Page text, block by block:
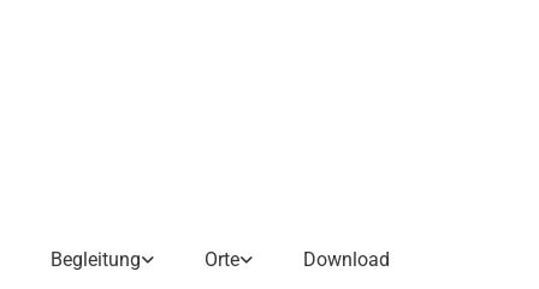
Begleitung Orte Download